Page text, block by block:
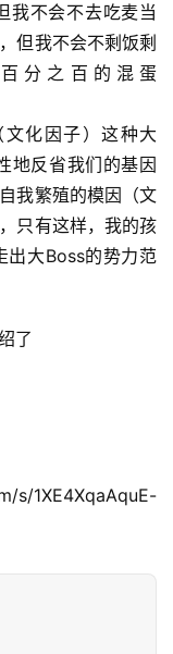
我不会不去吃麦当
但我不会不剩饭剩
分之百的混蛋
化因子）这种大
地反省我们的基因
我繁殖的模因（文
只有这样，我的孩
出大Boss的势力范
了
1XE4XqaAquE-